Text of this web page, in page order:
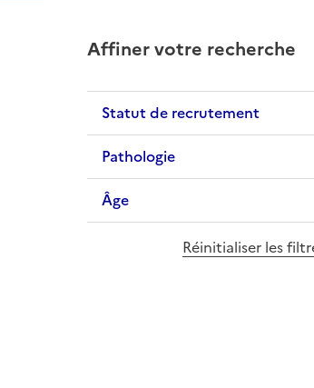
Affiner votre recherche
Statut de recrutement
Pathologie
Âge
Réinitialiser les